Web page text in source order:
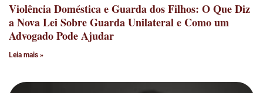
Violência Doméstica e Guarda dos Filhos: O Que Diz
a Nova Lei Sobre Guarda Unilateral e Como um
Advogado Pode Ajudar
Leia mais »